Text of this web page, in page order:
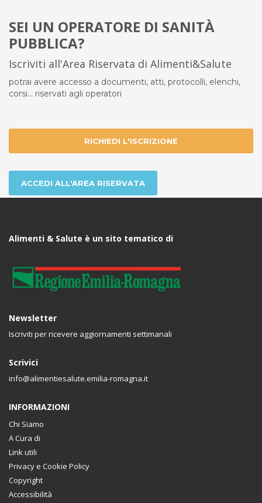
SEI UN OPERATORE DI SANITÀ
PUBBLICA?
Iscriviti all'Area Riservata di Alimenti&Salute
potrai avere accesso a documenti, atti, protocolli, elenchi,
corsi... riservati agli operatori
RICHIEDI L'ISCRIZIONE
ACCEDI ALL'AREA RISERVATA
Alimenti & Salute è un sito tematico di
Newsletter
Iscriviti per ricevere aggiornamenti settimanali
Scrivici
info@alimentiesalute.emilia-romagna.it
INFORMAZIONI
Chi Siamo
A Cura di
Link utili
Privacy e Cookie Policy
Copyright
Accessibilità